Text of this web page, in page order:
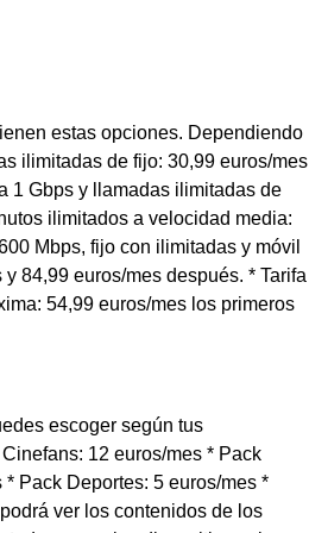
estas opciones. Dependiendo
ilimitadas de fijo: 30,99 euros/mes
1 Gbps y llamadas ilimitadas de
ilimitados a velocidad media:
Mbps, fijo con ilimitadas y móvil
84,99 euros/mes después. * Tarifa
54,99 euros/mes los primeros
escoger según tus
12 euros/mes * Pack
Pack Deportes: 5 euros/mes *
ver los contenidos de los